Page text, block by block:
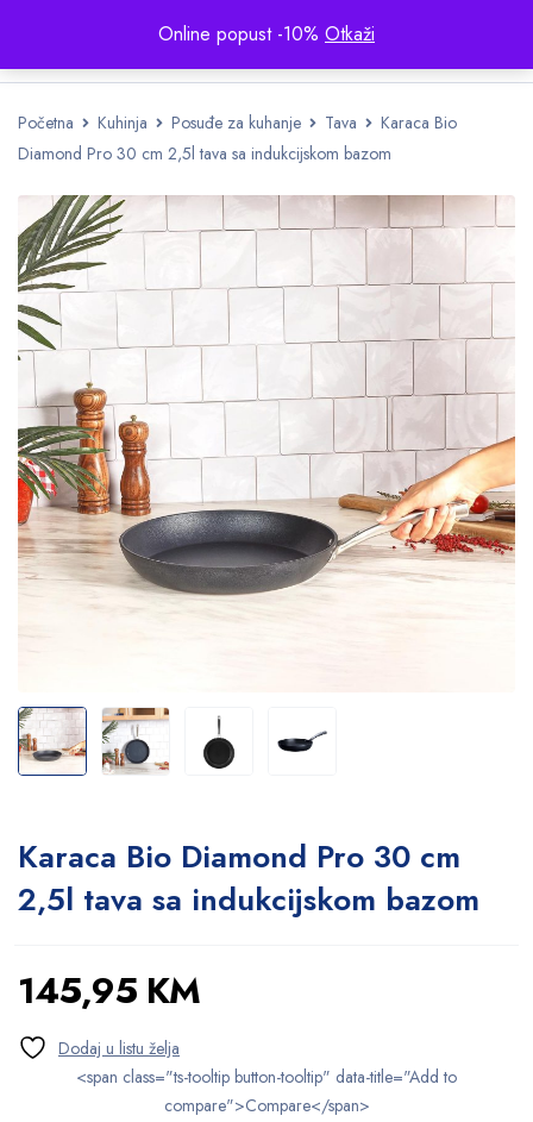
Online popust -10% Otkaži
Početna Kuhinja Posuđe za kuhanje Tava
Karaca Bio
Diamond Pro 30 cm 2,5l tava sa indukcijskom bazom
Karaca Bio Diamond Pro 30 cm
2,5l tava sa indukcijskom bazom
145,95 KM
<span class="ts-tooltip button-tooltip" data-title="Add to
compare">Compare</span>